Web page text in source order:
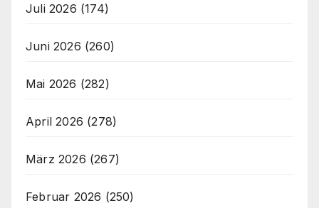
Juli 2026 (174)
Juni 2026 (260)
Mai 2026 (282)
April 2026 (278)
März 2026 (267)
Februar 2026 (250)